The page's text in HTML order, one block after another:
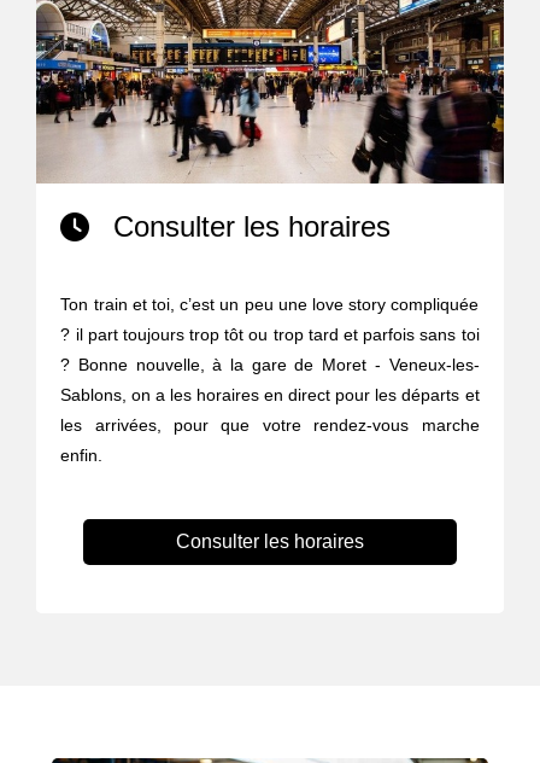
Consulter les horaires
Ton train et toi, c’est un peu une love story compliquée
? il part toujours trop tôt ou trop tard et parfois sans toi
? Bonne nouvelle, à la gare de Moret - Veneux-les-
Sablons, on a les horaires en direct pour les départs et
les arrivées, pour que votre rendez-vous marche
enfin.
Consulter les horaires